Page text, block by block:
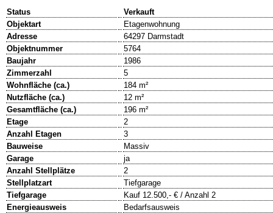
Status
Verkauft
Objektart
Etagenwohnung
Adresse
64297 Darmstadt
Objektnummer
5764
Baujahr
1986
Zimmerzahl
5
Wohnfläche (ca.)
184 m²
Nutzfläche (ca.)
12 m²
Gesamtfläche (ca.)
196 m²
Etage
2
Anzahl Etagen
3
Bauweise
Massiv
Garage
ja
Anzahl Stellplätze
2
Stellplatzart
Tiefgarage
Tiefgarage
Kauf 12.500,- € / Anzahl 2
Energieausweis
Bedarfsausweis